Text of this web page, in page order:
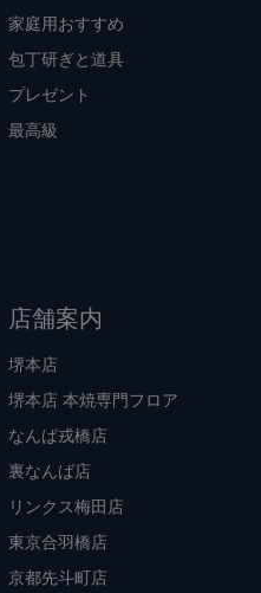
家庭用おすすめ
包丁研ぎと道具
プレゼント
最高級
店舗案内
堺本店
堺本店 本焼専門フロア
なんば戎橋店
裏なんば店
リンクス梅田店
東京合羽橋店
京都先斗町店